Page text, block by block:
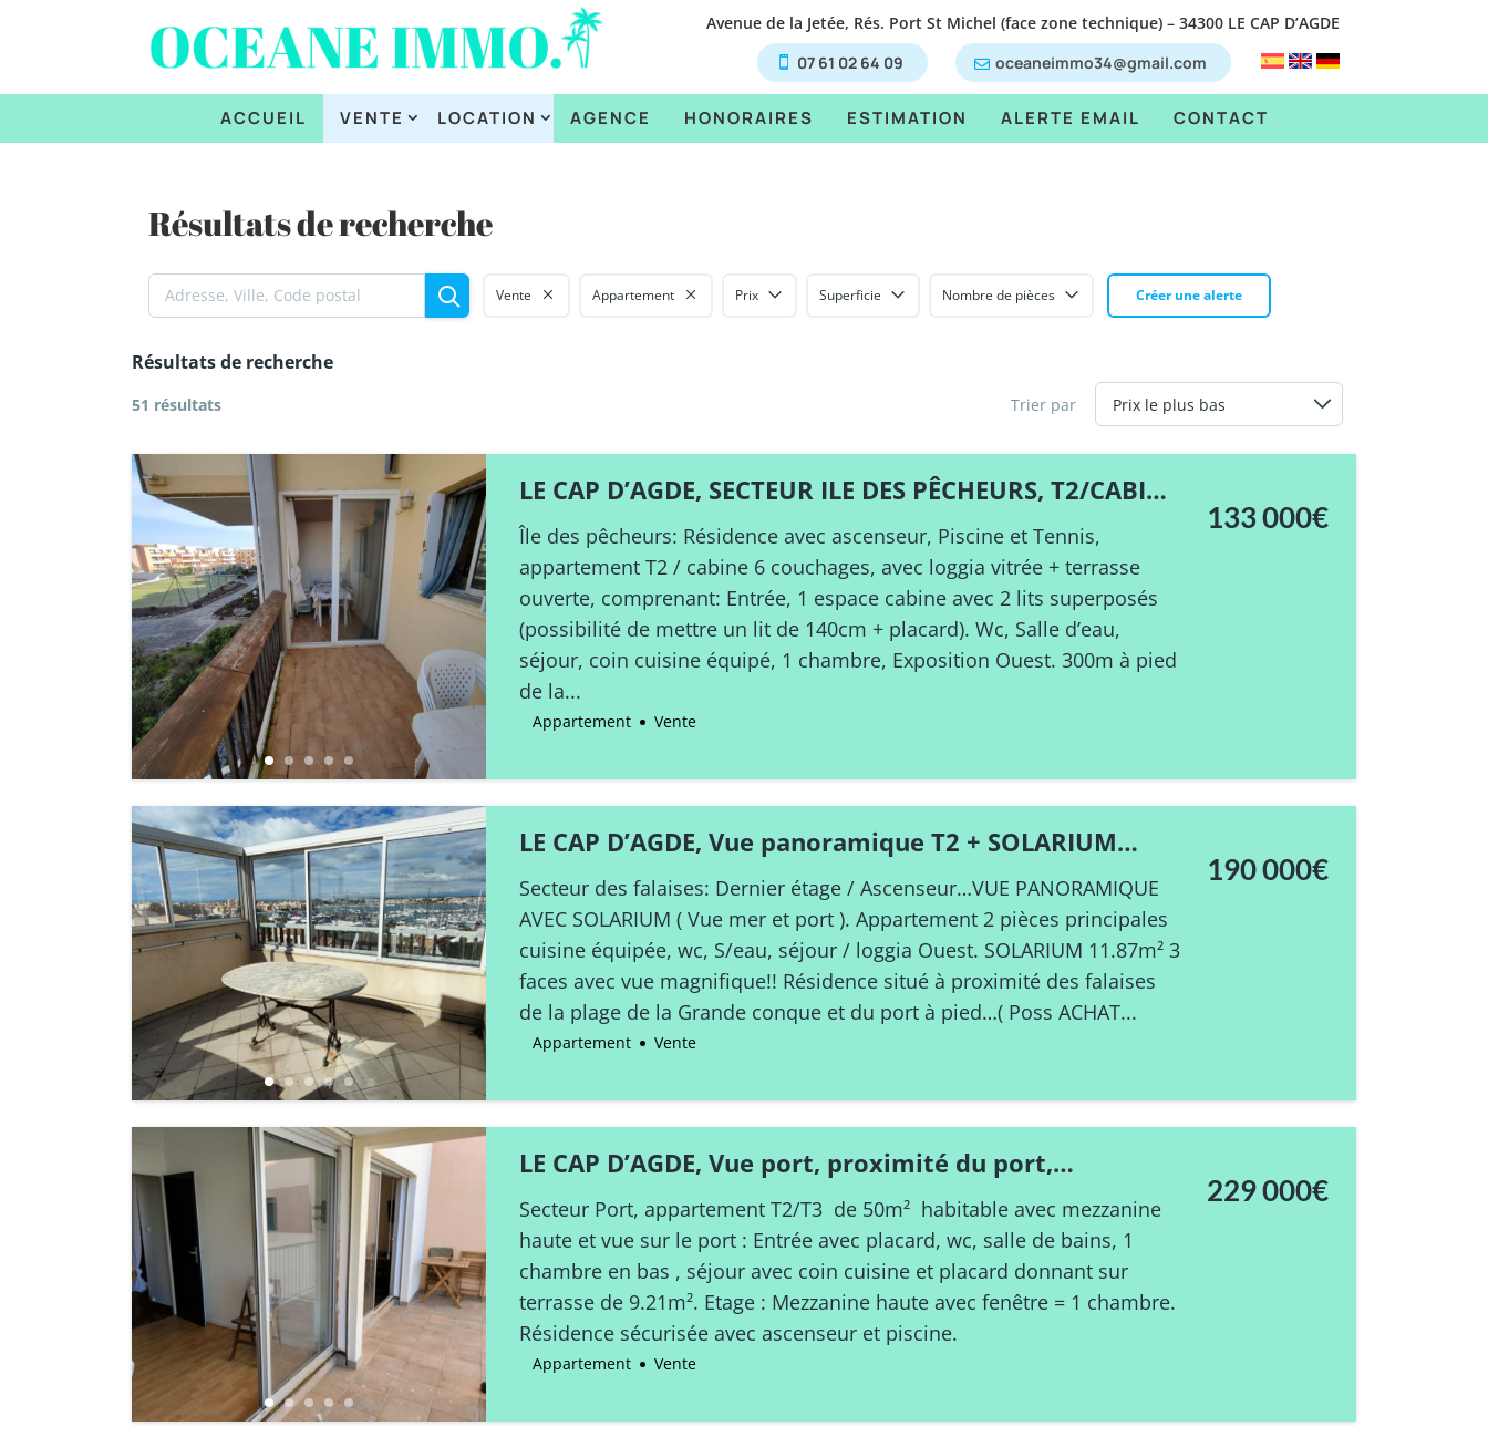
Avenue de la Jetée, Rés. Port St Michel (face zone technique) – 34300 LE CAP D’AGDE
07 61 02 64 09
oceaneimmo34@gmail.com
ACCUEIL VENTE LOCATION AGENCE HONORAIRES ESTIMATION ALERTE EMAIL CONTACT
Résultats de recherche
Créer une alerte
Vente Appartement Prix Superficie Nombre de pièces
Résultats de recherche
51 résultats Trier par
LE CAP D’AGDE, SECTEUR ILE DES PÊCHEURS, T2/CABINE
+ LOGGIA ET TERRASSE
Île des pêcheurs: Résidence avec ascenseur, Piscine et Tennis,
appartement T2 / cabine 6 couchages, avec loggia vitrée + terrasse
ouverte, comprenant: Entrée, 1 espace cabine avec 2 lits superposés
(possibilité de mettre un lit de 140cm + placard). Wc, Salle d’eau,
séjour, coin cuisine équipé, 1 chambre, Exposition Ouest. 300m à pied
de la...
133 000€
Appartement Vente
LE CAP D’AGDE, Vue panoramique T2 + SOLARIUM
secteur des falaises
Secteur des falaises: Dernier étage / Ascenseur…VUE PANORAMIQUE
AVEC SOLARIUM ( Vue mer et port ). Appartement 2 pièces principales
cuisine équipée, wc, S/eau, séjour / loggia Ouest. SOLARIUM 11.87m² 3
faces avec vue magnifique!! Résidence situé à proximité des falaises
de la plage de la Grande conque et du port à pied…( Poss ACHAT...
190 000€
Appartement Vente
LE CAP D’AGDE, Vue port, proximité du port,
appartement 3 pièces en duplex, piscine.
Secteur Port, appartement T2/T3 de 50m² habitable avec mezzanine
haute et vue sur le port : Entrée avec placard, wc, salle de bains, 1
chambre en bas , séjour avec coin cuisine et placard donnant sur
terrasse de 9.21m². Etage : Mezzanine haute avec fenêtre = 1 chambre.
Résidence sécurisée avec ascenseur et piscine.
229 000€
Appartement Vente